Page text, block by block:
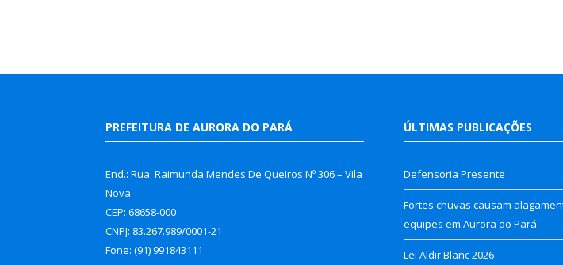
PREFEITURA DE AURORA DO PARÁ
End.: Rua: Raimunda Mendes De Queiros Nº 306 – Vila
Nova
CEP: 68658-000
CNPJ: 83.267.989/0001-21
Fone: (91) 991843111
ÚLTIMAS PUBLICAÇÕES
Defensoria Presente
Fortes chuvas causam
equipes em Aurora do Pará
Lei Aldir Blanc 2026